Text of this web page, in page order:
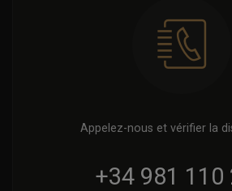
Appelez-nous et vérifier la
+34 981 110